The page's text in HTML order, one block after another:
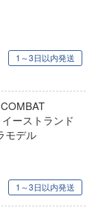
1～3日以内発送
ーストランド
モデル
1～3日以内発送
ホッグ
ライン
ス)
ポレーション)
ーバーコーポレーシ
オス)